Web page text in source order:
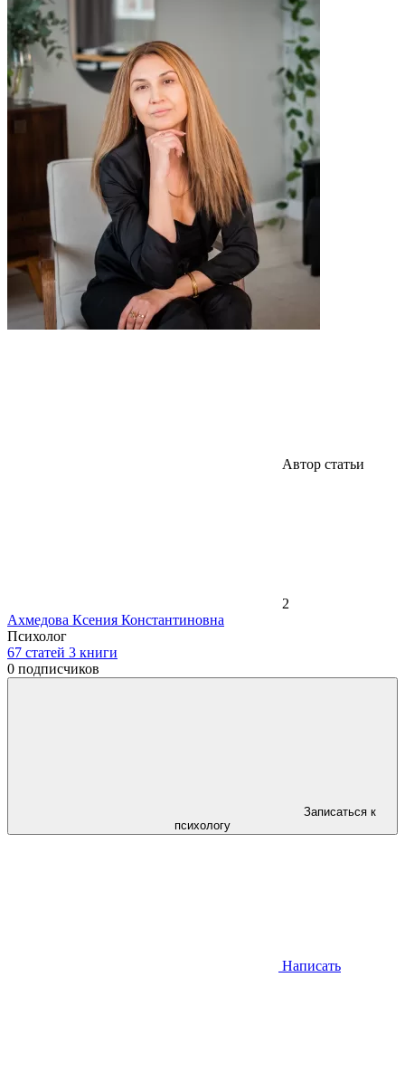
Автор статьи
2
Ахмедова Ксения Константиновна
Психолог
67 статей 3 книги
0 подписчиков
психологу
Написать